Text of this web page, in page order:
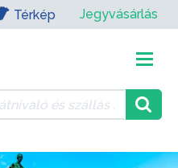
Térkép Jegyvásárlás